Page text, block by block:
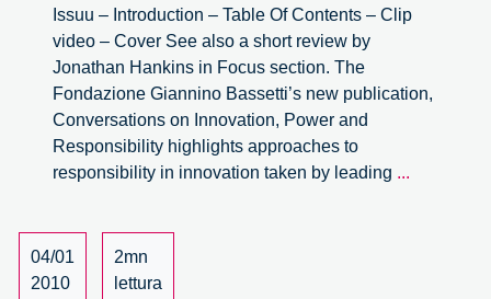
Issuu – Introduction – Table Of Contents – Clip
video – Cover See also a short review by
Jonathan Hankins in Focus section. The
Fondazione Giannino Bassetti’s new publication,
Conversations on Innovation, Power and
Responsibility highlights approaches to
responsibility in innovation taken by leading ...
04/01
2010
2mn
lettura